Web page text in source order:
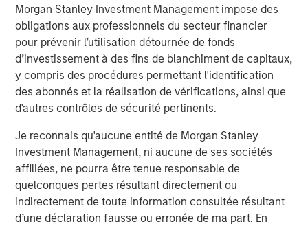
Morgan Stanley Investment Management impose des
obligations aux professionnels du secteur financier
pour prévenir l’utilisation détournée de fonds
d’investissement à des fins de blanchiment de capitaux,
y compris des procédures permettant l'identification
des abonnés et la réalisation de vérifications, ainsi que
d'autres contrôles de sécurité pertinents.
Je reconnais qu'aucune entité de Morgan Stanley
Investment Management, ni aucune de ses sociétés
affiliées, ne pourra être tenue responsable de
quelconques pertes résultant directement ou
indirectement de toute information consultée résultant
d’une déclaration fausse ou erronée de ma part. En
management services. With offices in 42 countries, the
Firm’s employees serve clients worldwide including
corporations, governments, institutions and individuals.
For further information about Morgan Stanley, please visit
www.morganstanley.com.
Morgan Stanley Real Estate Investing
Morgan Stanley Real Estate Investing (MSREI) manages
global value-add / opportunistic and regional core / core-
plus real estate investment strategies. The team's
experience encompasses a broad array of asset classes,
geographic regions and investment themes across all
phases of the real estate cycle.